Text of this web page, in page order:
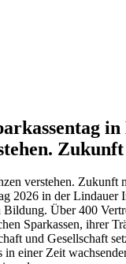
verstehen. Zukunft
2026 in der Lindauer
Über 400
Sparkassen, ihrer
und Gesellschaft
in einer Zeit